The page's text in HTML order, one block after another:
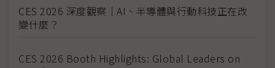
CES 2026 深度觀察｜AI、半導體與行動科技正在改
變什麼？
CES 2026 Booth Highlights: Global Leaders on